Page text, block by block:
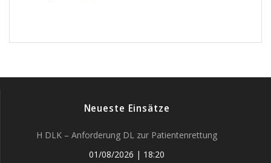
Neueste Einsätze
H DLK – Anforderung DL zur Patientenrettung
01/08/2026 | 18:20